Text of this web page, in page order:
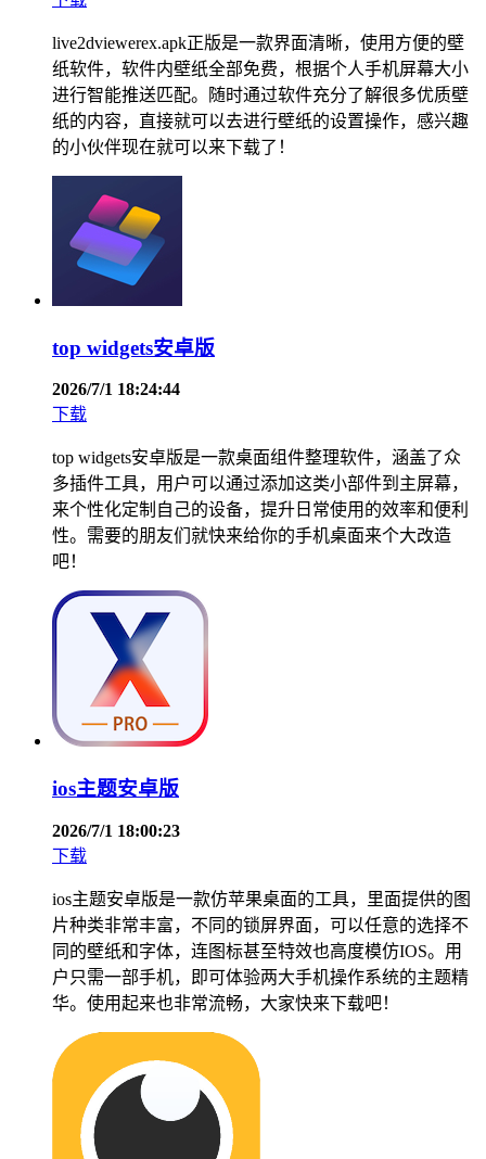
live2dviewerex.apk正版是一款界面清晰，使用方便的壁
纸软件，软件内壁纸全部免费，根据个人手机屏幕大小
进行智能推送匹配。随时通过软件充分了解很多优质壁
纸的内容，直接就可以去进行壁纸的设置操作，感兴趣
的小伙伴现在就可以来下载了！
top widgets安卓版
2026/7/1 18:24:44
下载
top widgets安卓版是一款桌面组件整理软件，涵盖了众
多插件工具，用户可以通过添加这类小部件到主屏幕，
来个性化定制自己的设备，提升日常使用的效率和便利
性。需要的朋友们就快来给你的手机桌面来个大改造
吧！
ios主题安卓版
2026/7/1 18:00:23
下载
ios主题安卓版是一款仿苹果桌面的工具，里面提供的图
片种类非常丰富，不同的锁屏界面，可以任意的选择不
同的壁纸和字体，连图标甚至特效也高度模仿IOS。用
户只需一部手机，即可体验两大手机操作系统的主题精
华。使用起来也非常流畅，大家快来下载吧！